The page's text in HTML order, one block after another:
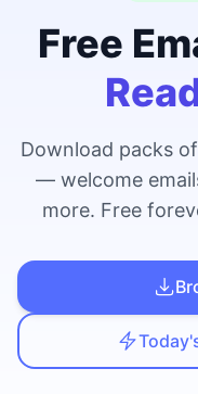
BETA
ช่วยเหลือ
Studio NEW
Free
Download packs
— welcome
more. Free